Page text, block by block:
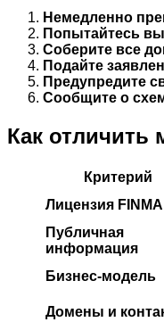
Немедленно
Попытайтесь
Соберите все
Подайте
Предупредите
Сообщите о
Как
Критерий
Лицензия FINMA
Публичная
информация
Бизнес-модель
Домены и